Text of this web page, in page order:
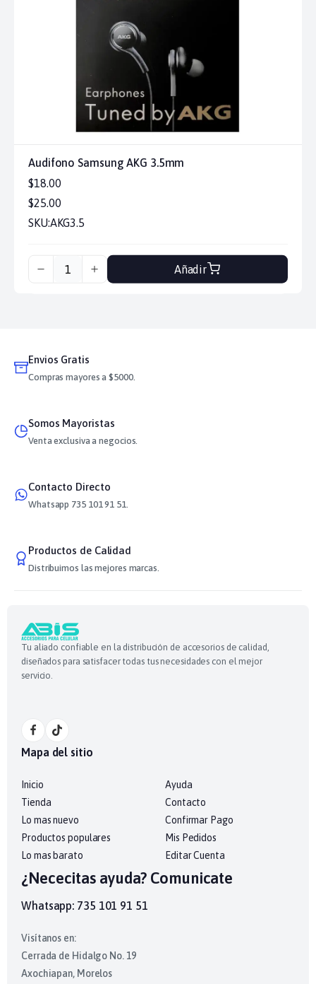
Audifono Samsung AKG 3.5mm
$18.00
$25.00
SKU:AKG3.5
Añadir
Envios Gratis
Compras mayores a $5000.
Somos Mayoristas
Venta exclusiva a negocios.
Contacto Directo
Whatsapp 735 101 91 51.
Productos de Calidad
Distribuimos las mejores marcas.
Tu aliado confiable en la distribución de accesorios de calidad,
diseñados para satisfacer todas tus necesidades con el mejor
servicio.
Mapa del sitio
Inicio
Tienda
Lo mas nuevo
Productos populares
Lo mas barato
Ayuda
Contacto
Confirmar Pago
Mis Pedidos
Editar Cuenta
¿Nececitas ayuda? Comunicate
Whatsapp: 735 101 91 51
Visítanos en:
Cerrada de Hidalgo No. 19
Axochiapan, Morelos